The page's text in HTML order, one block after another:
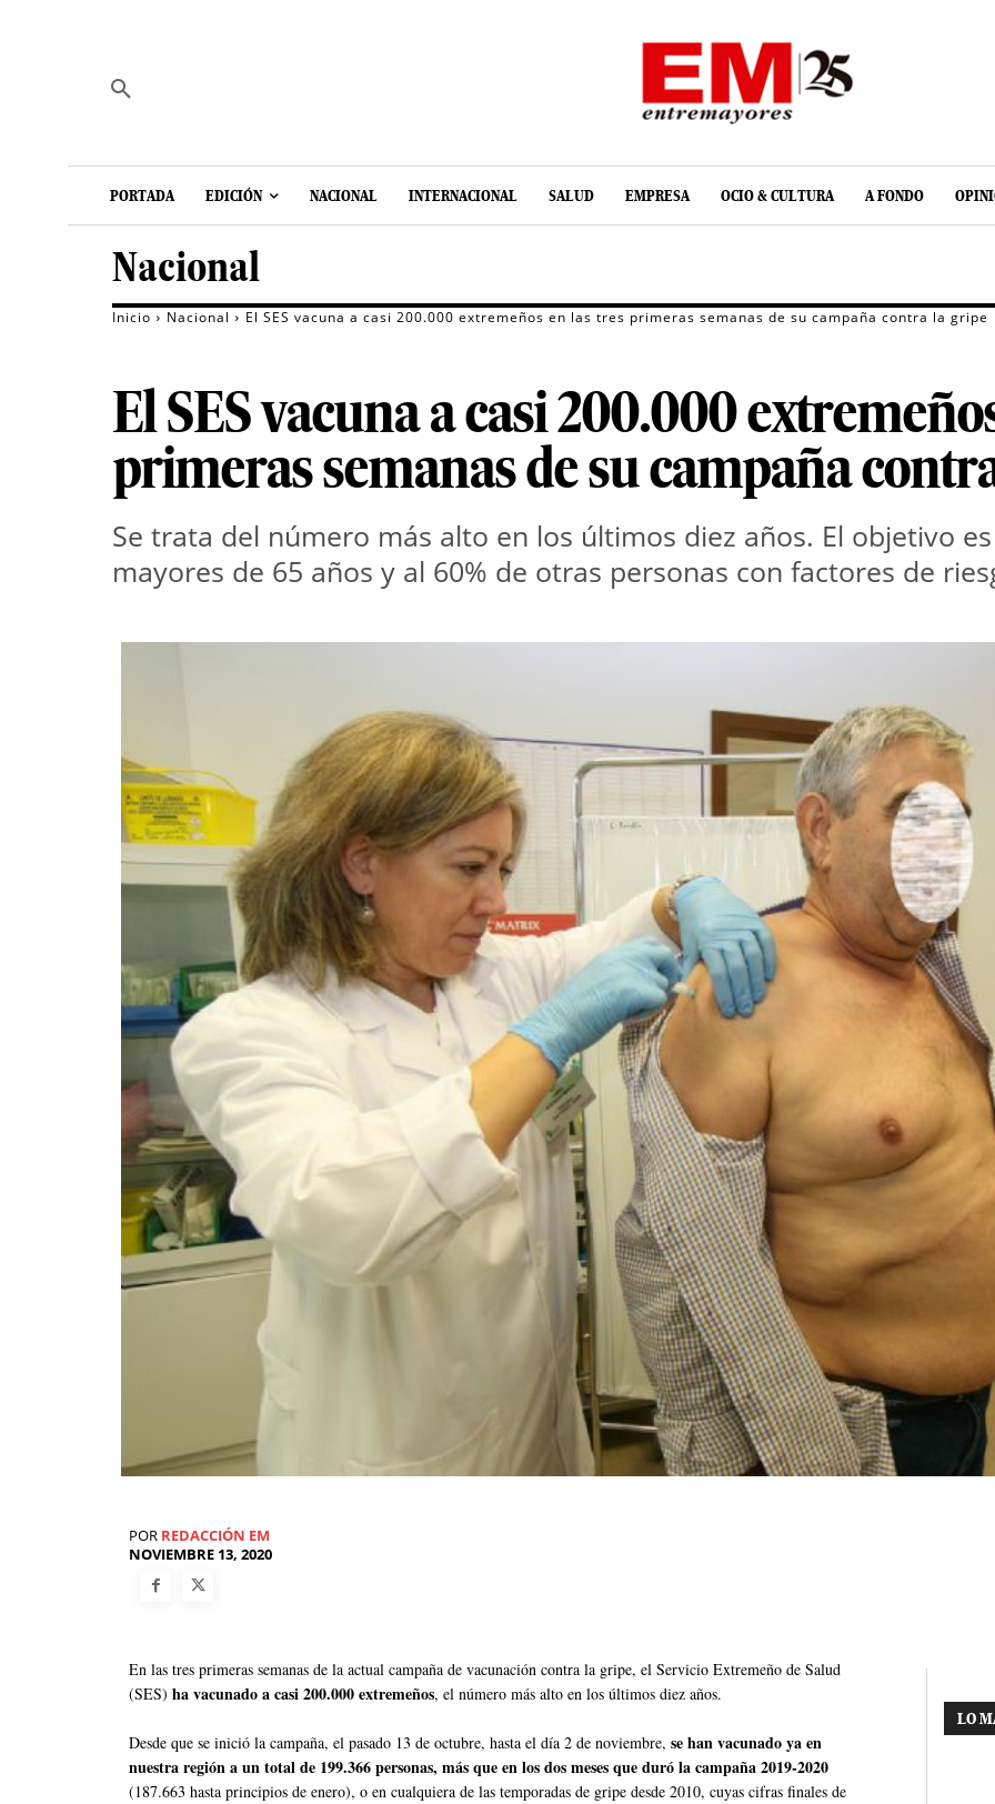
PORTADA EDICIÓN NACIONAL INTERNACIONAL SALUD EMPRESA OCIO & CULTURA A FONDO
Nacional
Inicio Nacional El SES vacuna a casi 200.000 extremeños en las tres primeras semanas de su campaña contra la gripe
El SES vacuna a casi 200.000
primeras semanas de su campaña
Se trata del número más alto en los últimos diez años. El objetivo
mayores de 65 años y al 60% de otras personas con factores de
POR REDACCIÓN EM
NOVIEMBRE 13, 2020
En las tres primeras semanas de la actual campaña de vacunación contra la gripe, el Servicio Extremeño de Salud
(SES) ha vacunado a casi 200.000 extremeños, el número más alto en los últimos diez años.
Desde que se inició la campaña, el pasado 13 de octubre, hasta el día 2 de noviembre, se han vacunado ya en
nuestra región a un total de 199.366 personas, más que en los dos meses que duró la campaña 2019-2020
(187.663 hasta principios de enero), o en cualquiera de las temporadas de gripe desde 2010, cuyas cifras finales de
LO